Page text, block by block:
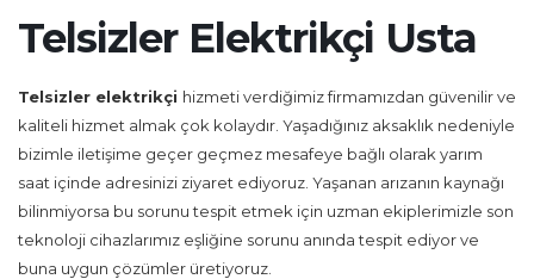
Telsizler Elektrikçi Usta
Telsizler elektrikçi hizmeti verdiğimiz firmamızdan güvenilir ve
kaliteli hizmet almak çok kolaydır. Yaşadığınız aksaklık nedeniyle
bizimle iletişime geçer geçmez mesafeye bağlı olarak yarım
saat içinde adresinizi ziyaret ediyoruz. Yaşanan arızanın kaynağı
bilinmiyorsa bu sorunu tespit etmek için uzman ekiplerimizle son
teknoloji cihazlarımız eşliğine sorunu anında tespit ediyor ve
buna uygun çözümler üretiyoruz.